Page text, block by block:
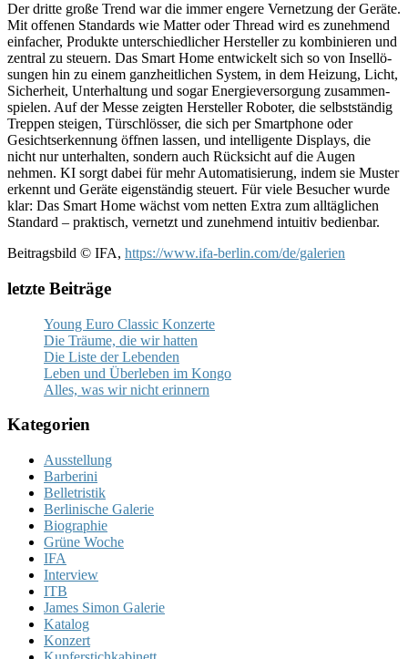
Der dritte große Trend war die immer engere Ver­net­zung der Geräte.
Mit offe­nen Stan­dards wie Mat­ter oder Thread wird es zunehmend
ein­fach­er, Pro­duk­te unter­schiedlich­er Her­steller zu kom­binieren und
zen­tral zu steuern. Das Smart Home entwick­elt sich so von Insel­lö­
sun­gen hin zu einem ganzheitlichen Sys­tem, in dem Heizung, Licht,
Sicher­heit, Unter­hal­tung und sog­ar Energiev­er­sorgung zusam­men­
spie­len. Auf der Messe zeigten Her­steller Robot­er, die selb­st­ständig
Trep­pen steigen, Türschlöss­er, die sich per Smart­phone oder
Gesicht­serken­nung öff­nen lassen, und intel­li­gente Dis­plays, die
nicht nur unter­hal­ten, son­dern auch Rück­sicht auf die Augen
nehmen. KI sorgt dabei für mehr Automa­tisierung, indem sie Muster
erken­nt und Geräte eigen­ständig steuert. Für viele Besuch­er wurde
klar: Das Smart Home wächst vom net­ten Extra zum alltäglichen
Stan­dard – prak­tisch, ver­net­zt und zunehmend intu­itiv bedi­en­bar.
Beitrags­bild © IFA, https://www.ifa-berlin.com/de/galerien
letzte Beiträge
Young Euro Classic Konzerte
Die Träume, die wir hatten
Die Liste der Lebenden
Leben und Überleben im Kongo
Alles, was wir nicht erinnern
Kategorien
Ausstellung
Barberini
Belletristik
Berlinische Galerie
Biographie
Grüne Woche
IFA
Interview
ITB
James Simon Galerie
Katalog
Konzert